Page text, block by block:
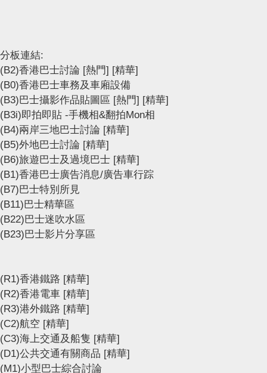
分板連結:
(B2)香港巴士討論 [熱門] [精華]
(B0)香港巴士車務及車廂設備
(B3)巴士攝影作品貼圖區 [熱門] [精華]
(B3i)即拍即貼 -手機相&翻拍Mon相
(B4)兩岸三地巴士討論 [精華]
(B5)外地巴士討論 [精華]
(B6)旅遊巴士及過境巴士 [精華]
(B1)香港巴士廣告消息/廣告車行踪
(B7)巴士特別所見
(B11)巴士精華區
(B22)巴士迷吹水區
(B23)巴士影片分享區
(R1)香港鐵路 [精華]
(R2)香港電車 [精華]
(R3)港外鐵路 [精華]
(C2)航空 [精華]
(C3)海上交通及船隻 [精華]
(D1)公共交通有關商品 [精華]
(M1)小型巴士綜合討論